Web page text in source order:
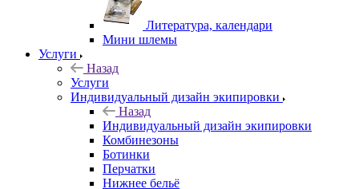
Литература, календари
Мини шлемы
Услуги
Назад
Услуги
Индивидуальный дизайн экипировки
Назад
Индивидуальный дизайн экипировки
Комбинезоны
Ботинки
Перчатки
Нижнее бельё